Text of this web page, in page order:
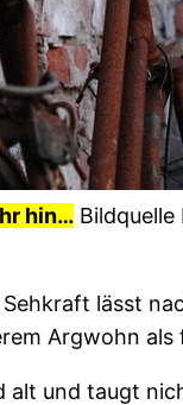
hin…
lässt
Argwohn als
alt und taugt